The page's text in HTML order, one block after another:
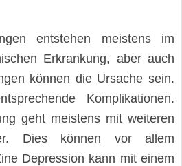
entstehen meistens im
Erkrankung, aber auch
können die Ursache sein.
Komplikationen.
geht meistens mit weiteren
Dies können vor allem
Depression kann mit einem